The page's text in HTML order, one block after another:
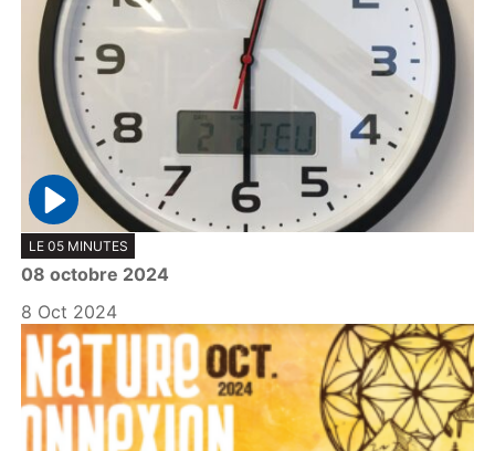
P
l
a
y
LE 05 MINUTES
08 octobre 2024
8 Oct 2024